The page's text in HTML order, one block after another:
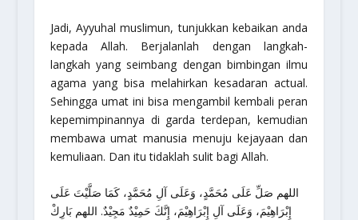
Jadi, Ayyuhal muslimun, tunjukkan kebaikan anda
kepada Allah. Berjalanlah dengan langkah-
langkah yang seimbang dengan bimbingan ilmu
agama yang bisa melahirkan kesadaran actual.
Sehingga umat ini bisa mengambil kembali peran
kepemimpinannya di garda terdepan, kemudian
membawa umat manusia menuju kejayaan dan
kemuliaan. Dan itu tidaklah sulit bagi Allah.
اللهم صَلِّ عَلَى مُحَمَّدٍ، وَعَلَى آلِ مُحَمَّدٍ، كَمَا صَلَّيْتَ عَلَى
إِبْرَاهِيْمَ، وَعَلَى آلِ إِبْرَاهِيْمَ، إِنَّكَ حَمِيْدٌ مَجِيْدٌ. اللهم بَارِكْ